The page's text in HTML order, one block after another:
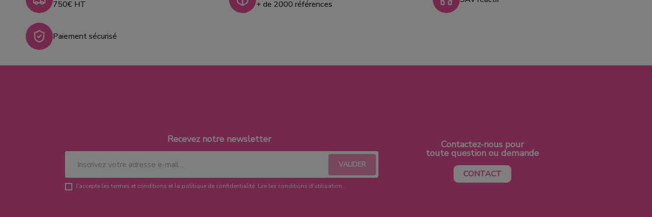
750€ HT
+ de 2000 références
Paiement sécurisé
Recevez notre newsletter
J'accepte les termes et conditions et la politique de confidentialité. Lire les conditions d'utilisation.
Contactez-nous pour
toute question ou demande
CONTACT